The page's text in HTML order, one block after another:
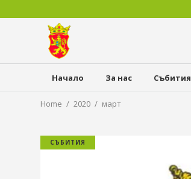
Начало За нас Събития
Home 2020 март
СЪБИТИЯ